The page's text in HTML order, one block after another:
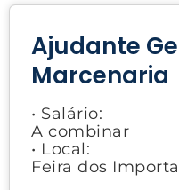
Ajudante
Marcenaria
• Salário:
A combinar
• Local:
Feira dos